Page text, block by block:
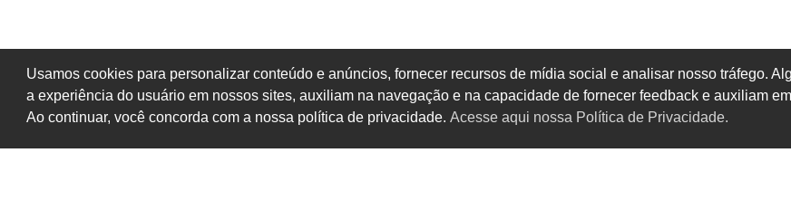
Usamos cookies para personalizar conteúdo e anúncios, fornecer recursos de mídia social e analisar nosso tráfego.
a experiência do usuário em nossos sites, auxiliam na navegação e na capacidade de fornecer feedback e auxiliam
Ao continuar, você concorda com a nossa política de privacidade. Acesse aqui nossa Política de Privacidade.